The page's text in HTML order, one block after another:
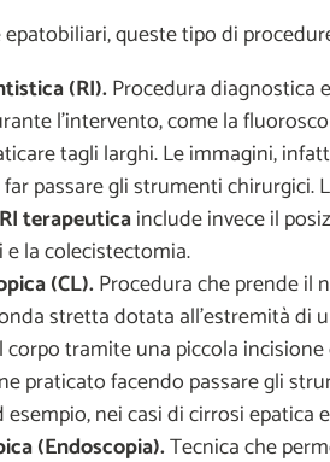
queste tipo di
(RI).Procedura diagnostica
l'intervento, come la
tagli larghi. Le immagini,
passare gli strumenti chirurgici.
RI terapeuticainclude invece il
la colecistectomia.
(CL).Procedura che prende il
stretta dotata all'estremità di
tramite una piccola
praticato facendo passare gli
esempio, nei casi di cirrosi epatica
(Endoscopia).Tecnica che